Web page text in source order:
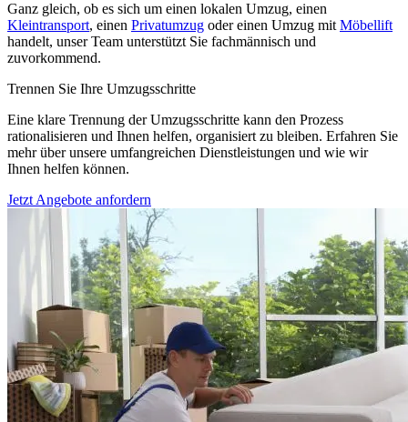
Ganz gleich, ob es sich um einen lokalen Umzug, einen
Kleintransport, einen Privatumzug oder einen Umzug mit Möbellift
handelt, unser Team unterstützt Sie fachmännisch und
zuvorkommend.
Trennen Sie Ihre Umzugsschritte
Eine klare Trennung der Umzugsschritte kann den Prozess
rationalisieren und Ihnen helfen, organisiert zu bleiben. Erfahren Sie
mehr über unsere umfangreichen Dienstleistungen und wie wir
Ihnen helfen können.
Jetzt Angebote anfordern